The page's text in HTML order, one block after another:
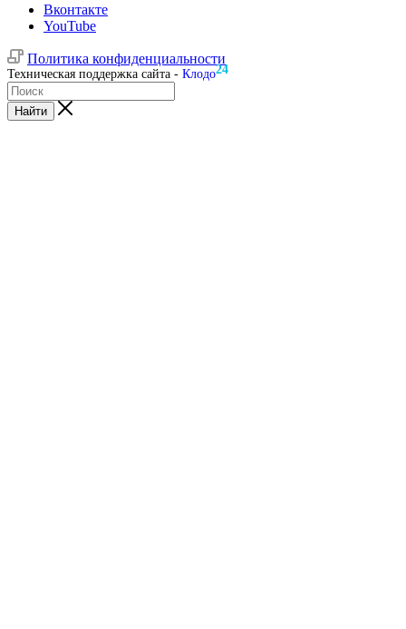
Вконтакте
YouTube
Политика конфиденциальности
Техническая поддержка сайта - Клодо24
Найти